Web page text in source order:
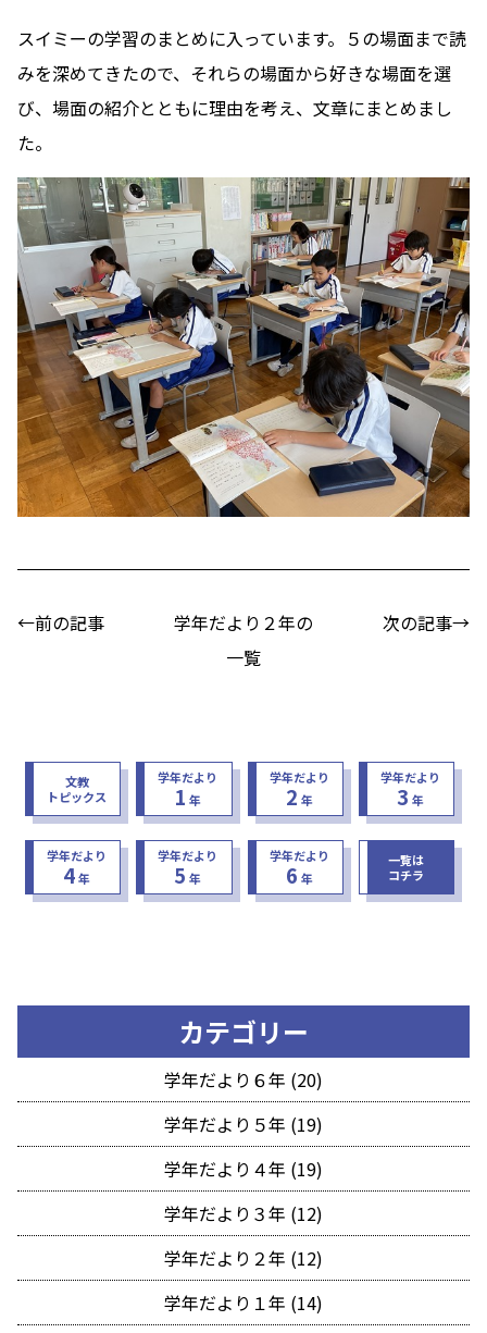
スイミーの学習のまとめに入っています。５の場面まで読
みを深めてきたので、それらの場面から好きな場面を選
び、場面の紹介とともに理由を考え、文章にまとめまし
た。
←前の記事
学年だより２年の
一覧
次の記事→
文教
トピックス
学年だより
1 年
学年だより
2 年
学年だより
3 年
学年だより
4年
学年だより
5 年
学年だより
6 年
一覧は
コチラ
カテゴリー
学年だより６年 (20)
学年だより５年 (19)
学年だより４年 (19)
学年だより３年 (12)
学年だより２年 (12)
学年だより１年 (14)